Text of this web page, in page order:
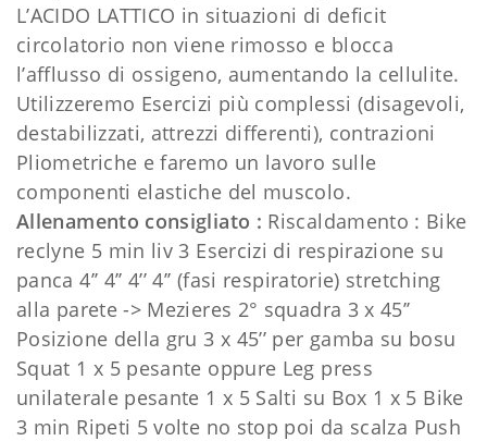
L’ACIDO LATTICO in situazioni di deficit
circolatorio non viene rimosso e blocca
l’afflusso di ossigeno, aumentando la cellulite.
Utilizzeremo Esercizi più complessi (disagevoli,
destabilizzati, attrezzi differenti), contrazioni
Pliometriche e faremo un lavoro sulle
componenti elastiche del muscolo.
Allenamento consigliato : Riscaldamento : Bike
reclyne 5 min liv 3 Esercizi di respirazione su
panca 4’’ 4’’ 4’’ 4’’ (fasi respiratorie) stretching
alla parete -> Mezieres 2° squadra 3 x 45’’
Posizione della gru 3 x 45’’ per gamba su bosu
Squat 1 x 5 pesante oppure Leg press
unilaterale pesante 1 x 5 Salti su Box 1 x 5 Bike
3 min Ripeti 5 volte no stop poi da scalza Push